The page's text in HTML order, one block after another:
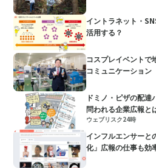
イントラネット・
活用する？
コスプレイベントで
コミュニケーション
ドミノ・ピザの配
問われる企業広報と
ウェブリスク24時
インフルエンサーと
化」広報の仕事も効